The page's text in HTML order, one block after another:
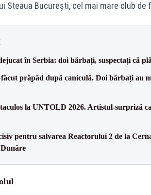
Steaua București, cel mai mare club de
în Serbia: doi bărbați, suspectați că
făcut prăpăd după caniculă. Doi bărbați au
la UNTOLD 2026. Artistul-surpriză
pentru salvarea Reactorului 2 de la